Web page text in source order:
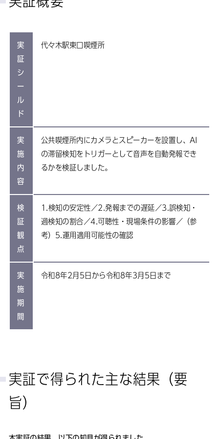
実
証
シ
ー
ル
ド
代々木駅東口喫煙所
実
施
内
容
公共喫煙所内にカメラとスピーカーを設置し、AI
の滞留検知をトリガーとして音声を自動発報でき
るかを検証しました。
検
証
観
点
1.検知の安定性／2.発報までの遅延／3.誤検知・
過検知の割合／4.可聴性・現場条件の影響／（参
考）5.運用適用可能性の確認
実
施
期
間
令和8年2月5日から令和8年3月5日まで
実証で得られた主な結果（要
旨）